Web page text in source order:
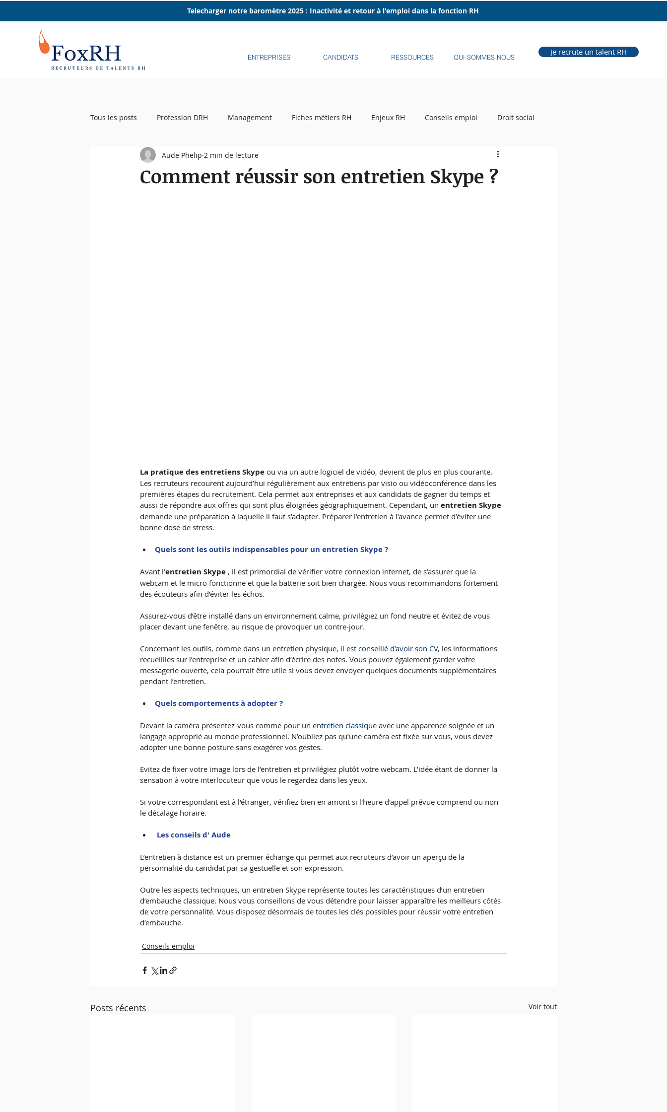
Telecharger notre baromètre 2025 : Inactivité et retour à l'emploi dans la fonction RH
ENTREPRISES CANDIDATS RESSOURCES QUI SOMMES NOUS
Je recrute un talent RH
Tous les posts Profession DRH Management Fiches métiers RH Enjeux RH Conseils emploi Droit social
Startup RH Event RH Recrutement Auteur RH
Comment réussir son entretien Skype ?
Aude Phelip 2 min de lecture
La pratique des entretiens Skype ou via un autre logiciel de vidéo, devient de plus en plus courante.
Les recruteurs recourent aujourd’hui régulièrement aux entretiens par visio ou vidéoconférence dans les
premières étapes du recrutement. Cela permet aux entreprises et aux candidats de gagner du temps et
aussi de répondre aux offres qui sont plus éloignées géographiquement. Cependant, un entretien Skype
demande une préparation à laquelle il faut s'adapter. Préparer l’entretien à l’avance permet d’éviter une
bonne dose de stress.
Quels sont les outils indispensables pour un entretien Skype ?
Avant l’entretien Skype , il est primordial de vérifier votre connexion internet, de s’assurer que la
webcam et le micro fonctionne et que la batterie soit bien chargée. Nous vous recommandons fortement
des écouteurs afin d’éviter les échos.
Assurez-vous d’être installé dans un environnement calme, privilégiez un fond neutre et évitez de vous
placer devant une fenêtre, au risque de provoquer un contre-jour.
Concernant les outils, comme dans un entretien physique, il est conseillé d’avoir son CV, les informations
recueillies sur l’entreprise et un cahier afin d’écrire des notes. Vous pouvez également garder votre
messagerie ouverte, cela pourrait être utile si vous devez envoyer quelques documents supplémentaires
pendant l’entretien.
Quels comportements à adopter ?
Devant la caméra présentez-vous comme pour un entretien classique avec une apparence soignée et un
langage approprié au monde professionnel. N’oubliez pas qu’une caméra est fixée sur vous, vous devez
adopter une bonne posture sans exagérer vos gestes.
Evitez de fixer votre image lors de l’entretien et privilégiez plutôt votre webcam. L’idée étant de donner la
sensation à votre interlocuteur que vous le regardez dans les yeux.
Si votre correspondant est à l'étranger, vérifiez bien en amont si l'heure d'appel prévue comprend ou non
le décalage horaire.
Les conseils d' Aude
L’entretien à distance est un premier échange qui permet aux recruteurs d’avoir un aperçu de la
personnalité du candidat par sa gestuelle et son expression.
Outre les aspects techniques, un entretien Skype représente toutes les caractéristiques d’un entretien
d’embauche classique. Nous vous conseillons de vous détendre pour laisser apparaître les meilleurs côtés
de votre personnalité. Vous disposez désormais de toutes les clés possibles pour réussir votre entretien
d’embauche.
Conseils emploi
Posts récents Voir tout